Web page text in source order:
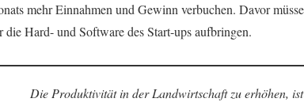
mehr Einnahmen und Gewinn verbuchen. Davor
die Hard- und Software des Start-ups aufbringen.
Die Produktivität in der Landwirtschaft zu erhöhen,